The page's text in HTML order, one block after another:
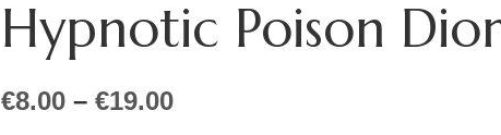
Hypnotic Poison
€8.00 – €19.00Price